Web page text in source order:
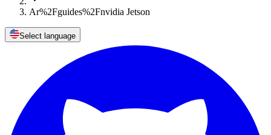
Ar%2Fguides%2Fnvidia Jetson
Select language